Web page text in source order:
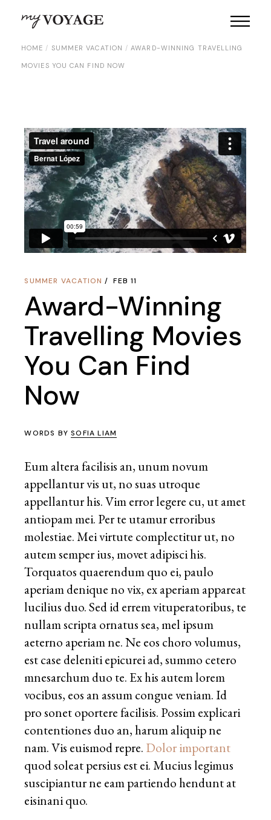
HOME SUMMER VACATION AWARD-WINNING TRAVELLING
MOVIES YOU CAN FIND NOW
SUMMER VACATION FEB 11
Award-Winning
Travelling Movies
You Can Find
Now
WORDS BYSOFIA LIAM
Eum altera facilisis an, unum novum
appellantur vis ut, no suas utroque
appellantur his. Vim error legere cu, ut amet
antiopam mei. Per te utamur erroribus
molestiae. Mei virtute complectitur ut, no
autem semper ius, movet adipisci his.
Torquatos quaerendum quo ei, paulo
aperiam denique no vix, ex aperiam appareat
lucilius duo. Sed id errem vituperatoribus, te
nullam scripta ornatus sea, mel ipsum
aeterno aperiam ne. Ne eos choro volumus,
est case deleniti epicurei ad, summo cetero
mnesarchum duo te. Ex his autem lorem
vocibus, eos an assum congue veniam. Id
pro sonet oportere facilisis. Possim explicari
contentiones duo an, harum aliquip ne
nam. Vis euismod repre. Dolor important
quod soleat persius est ei. Mucius legimus
suscipiantur ne eam partiendo hendunt at
eisinani quo.